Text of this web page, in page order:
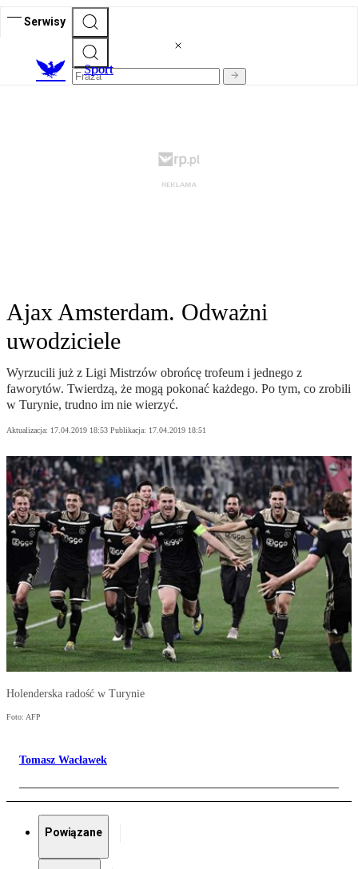
Serwisy
Sport
Ajax Amsterdam. Odważni
uwodziciele
Wyrzucili już z Ligi Mistrzów obrońcę trofeum i jednego z
faworytów. Twierdzą, że mogą pokonać każdego. Po tym, co zrobili
w Turynie, trudno im nie wierzyć.
Aktualizacja: 17.04.2019 18:53 Publikacja: 17.04.2019 18:51
Holenderska radość w Turynie
Foto: AFP
Tomasz Wacławek
Powiązane